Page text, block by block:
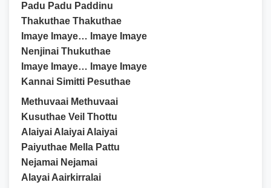
Padu Padu Paddinu
Thakuthae Thakuthae
Imaye Imaye… Imaye Imaye
Nenjinai Thukuthae
Imaye Imaye… Imaye Imaye
Kannai Simitti Pesuthae
Methuvaai Methuvaai
Kusuthae Veil Thottu
Alaiyai Alaiyai Alaiyai
Paiyuthae Mella Pattu
Nejamai Nejamai
Alayai Aairkirralai